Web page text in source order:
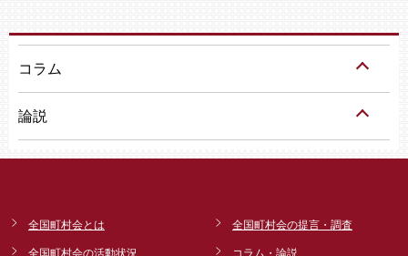
コラム
論説
全国町村会とは
全国町村会の活動状況
全国町村会の提言・調査
コラム・論説